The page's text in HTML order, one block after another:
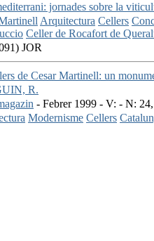
jornades sobre la
Arquitectura Cellers
Celler de Rocafort de
JOR
de Cesar Martinell: un
R.
- Febrer 1999 - V: - N:
Modernisme Cellers